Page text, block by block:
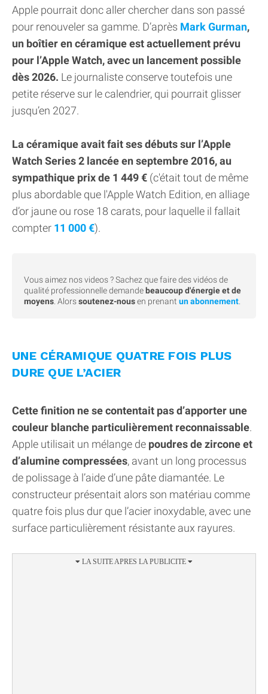
Apple pourrait donc aller chercher dans son passé
pour renouveler sa gamme. D’après Mark Gurman,
un boîtier en céramique est actuellement prévu
pour l’Apple Watch, avec un lancement possible
dès 2026. Le journaliste conserve toutefois une
petite réserve sur le calendrier, qui pourrait glisser
jusqu’en 2027.
La céramique avait fait ses débuts sur l’Apple
Watch Series 2 lancée en septembre 2016, au
sympathique prix de 1 449 € (c'était tout de même
plus abordable que l'Apple Watch Edition, en alliage
d’or jaune ou rose 18 carats, pour laquelle il fallait
compter 11 000 €).
Vous aimez nos videos ? Sachez que faire des vidéos de
qualité professionnelle demande beaucoup d'énergie et de
moyens . Alorssoutenez-nousen prenant un abonnement
UNE CÉRAMIQUE QUATRE FOIS PLUS
DURE QUE L’ACIER
Cette finition ne se contentait pas d’apporter une
couleur blanche particulièrement reconnaissable.
Apple utilisait un mélange de poudres de zircone et
d’alumine compressées, avant un long processus
de polissage à l’aide d’une pâte diamantée. Le
constructeur présentait alors son matériau comme
quatre fois plus dur que l’acier inoxydable, avec une
surface particulièrement résistante aux rayures.